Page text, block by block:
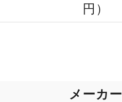
円）
メーカー